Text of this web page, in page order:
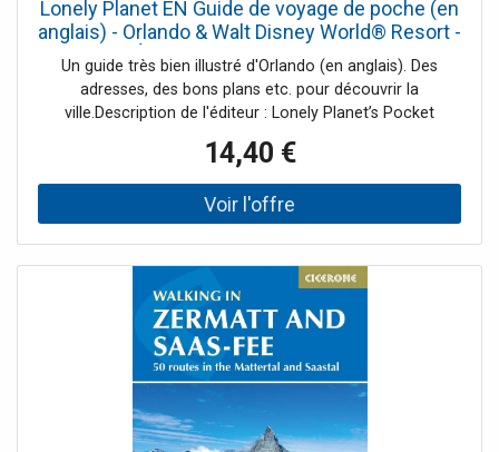
Lonely Planet EN Guide de voyage de poche (en
anglais) - Orlando & Walt Disney World® Resort -
Édition 2025 Lonely Planet
Un guide très bien illustré d'Orlando (en anglais). Des
adresses, des bons plans etc. pour découvrir la
ville.Description de l'éditeur : Lonely Planet’s Pocket
the most relevant, up-to-date advice on what to see and
skip, and what hidden discoveries await you. Meet Disney
characters at the Magic Kingdom, visit Hogwarts Castle at
the Islands of Adventure, and learn about space
trusted travel companion. Get to the heart of the best of
Orlando & Walt Disney World Resort and begin your
journey now! Inside Lonely Planet’s Pocket Orlando & Walt
Disney World Resort: Full-color maps and images
throughoutHighlights and itineraries help you tailor your
trip to your personal needs and interestsInsider tips to
save time and money and get around like a local, avoiding
crowds and trouble spotsEssential info at your fingertips -
14,40 €